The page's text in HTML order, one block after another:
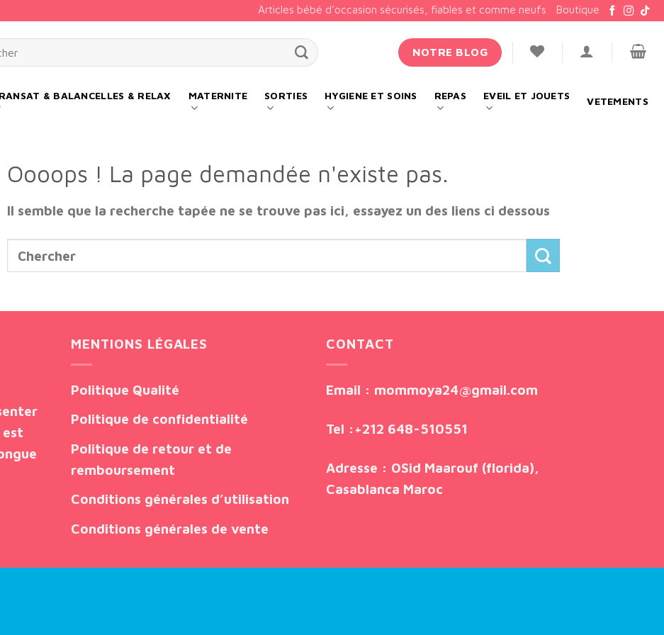
Articles bébé d’occasion sécurisés, fiables et comme neufs Boutique
pour : NOTRE BLOG
& BALANCELLES & RELAX MATERNITE SORTIES HYGIENE ET SOINS REPAS EVEIL ET JOUETS VETEMENTS
Oooops ! La page demandée n'existe pas.
Il semble que la recherche tapée ne se trouve pas ici, essayez un des liens ci dessous
est
MENTIONS LÉGALES
Politique Qualité
Politique de confidentialité
Politique de retour et de
remboursement
Conditions générales d’utilisation
Conditions générales de vente
CONTACT
Email : mommoya24@gmail.com
Tel : +212 648-510551
Adresse : OSid Maarouf (florida),
Casablanca Maroc